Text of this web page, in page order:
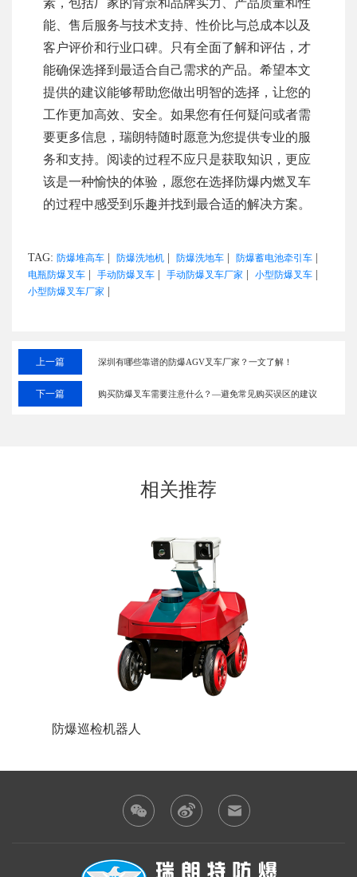
素，包括厂家的背景和品牌实力、产品质量和性
能、售后服务与技术支持、性价比与总成本以及
客户评价和行业口碑。只有全面了解和评估，才
能确保选择到最适合自己需求的产品。希望本文
提供的建议能够帮助您做出明智的选择，让您的
工作更加高效、安全。如果您有任何疑问或者需
要更多信息，瑞朗特随时愿意为您提供专业的服
务和支持。阅读的过程不应只是获取知识，更应
该是一种愉快的体验，愿您在选择防爆内燃叉车
的过程中感受到乐趣并找到最合适的解决方案。
TAG: 防爆堆高车 防爆洗地机 防爆洗地车 防爆蓄电池牵引车
电瓶防爆叉车 手动防爆叉车 手动防爆叉车厂家 小型防爆叉车
小型防爆叉车厂家
上一篇 深圳有哪些靠谱的防爆AGV叉车厂家？一文了解！
下一篇 购买防爆叉车需要注意什么？—避免常见购买误区的建议
相关推荐
防爆巡检机器人